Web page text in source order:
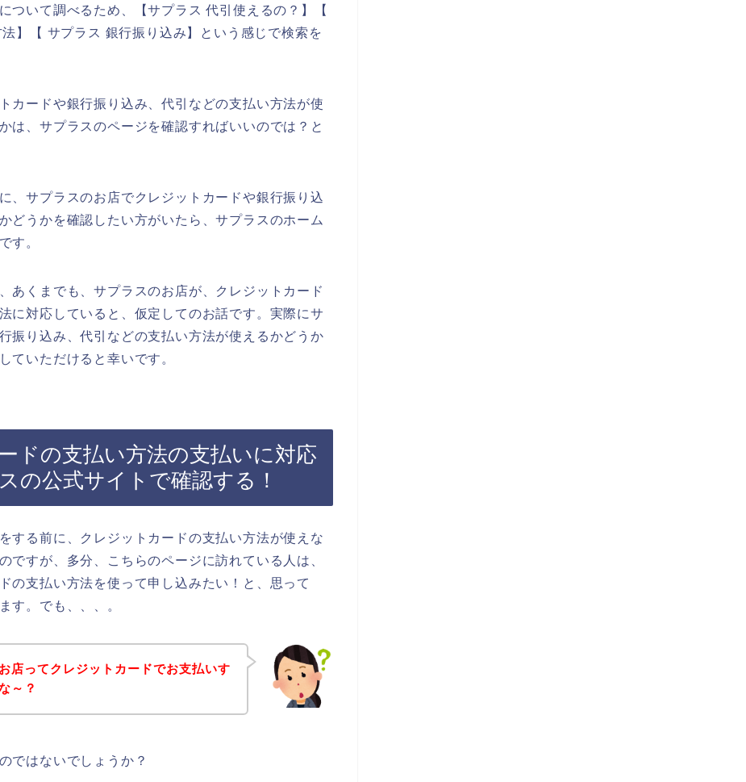
ついて調べるため、【サプラス 代引使えるの？】【
】【 サプラス 銀行振り込み】という感じで検索を
カードや銀行振り込み、代引などの支払い方法が使
は、サプラスのページを確認すればいいのでは？と
、サプラスのお店でクレジットカードや銀行振り込
どうかを確認したい方がいたら、サプラスのホーム
す。
あくまでも、サプラスのお店が、クレジットカード
に対応していると、仮定してのお話です。実際にサ
振り込み、代引などの支払い方法が使えるかどうか
ていただけると幸いです。
ドの支払い方法の支払いに対応
の公式サイトで確認する！
する前に、クレジットカードの支払い方法が使えな
ですが、多分、こちらのページに訪れている人は、
の支払い方法を使って申し込みたい！と、思って
す。でも、、、。
店ってクレジットカードでお支払いす
～？
ではないでしょうか？